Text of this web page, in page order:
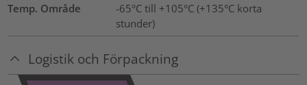
Temp. Område
-65°C till +105°C (+135°C korta
stunder)
Logistik och Förpackning